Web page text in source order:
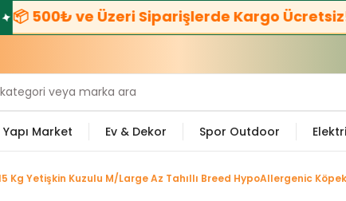
ve Üzeri Siparişlerde Kargo Ücretsiz! 🚚
Yapı Market Ev & Dekor Spor Outdoor
Kg Yetişkin Kuzulu M/Large Az Tahıllı Breed HypoAllergenic